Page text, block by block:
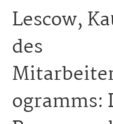
Lescow,
des
ogramms: